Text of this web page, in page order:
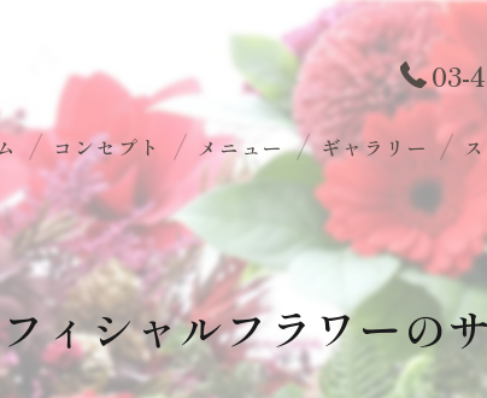
03-
コンセプト メニュー ギャラリー
ィシャルフラワーの